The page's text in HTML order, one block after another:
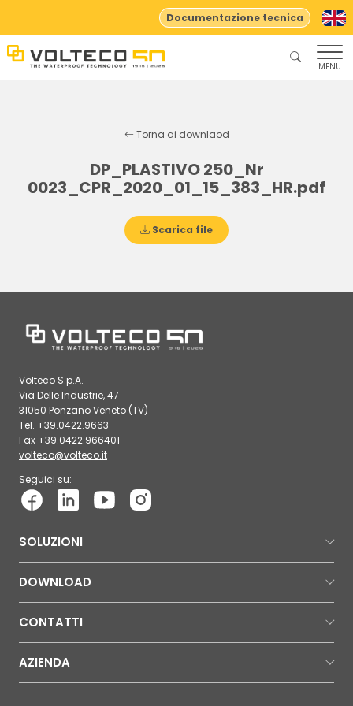
Documentazione tecnica
MENU
Torna ai downlaod
DP_PLASTIVO 250_Nr
0023_CPR_2020_01_15_383_HR.pdf
Scarica file
Volteco S.p.A.
Via Delle Industrie, 47
31050 Ponzano Veneto (TV)
Tel. +39.0422.9663
Fax +39.0422.966401
volteco@volteco.it
Seguici su:
SOLUZIONI
DOWNLOAD
CONTATTI
AZIENDA